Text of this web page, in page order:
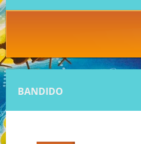
LES SÉANCES DE JEU
BANDIDO